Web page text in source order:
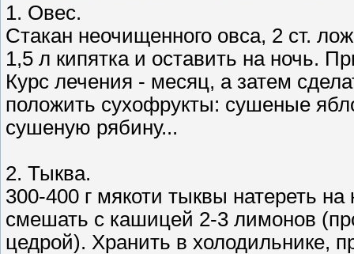
1. Овес.
Стакан неочищенного овса, 2 ст.
1,5 л кипятка и оставить на ночь.
Курс лечения - месяц, а затем
положить сухофрукты: сушеные
сушеную рябину...
2. Тыква.
300-400 г мякоти тыквы натереть
смешать с кашицей 2-3 лимонов
цедрой). Хранить в холодильнике,